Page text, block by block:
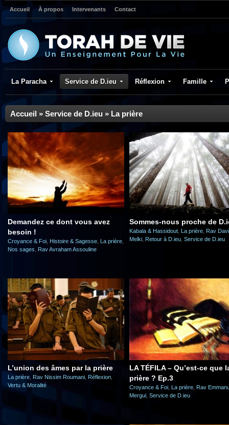
Accueil À propos Intervenants Contact
La Paracha Service de D.ieu Réflexion Famille
Accueil » Service de D.ieu » La prière
Demandez ce dont vous avez
besoin !
Croyance & Foi Histoire & Sagesse La prière
Nos sages
Rav Avraham Assouline
Sommes-nous proche de
Kabala & Hassidout La prière Rav
Melki Retour à D.ieu Service de D.ieu
L’union des âmes par la prière
La prière Rav Nissim Roumani Réflexion
Vertu & Moralité
LA TÉFILA – Qu’est-ce que
prière ? Ep.3
Croyance & Foi La prière Rav
Mergui Service de D.ieu